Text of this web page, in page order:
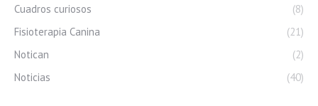
Cuadros curiosos
(8)
Fisioterapia Canina
(21)
Notican
(2)
Noticias
(40)